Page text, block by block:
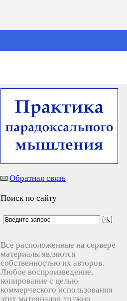
Обратная связь
Поиск по сайту
Все расположенные на сервере
материалы являются
собственностью их авторов.
Любое воспроизведение,
копирование с целью
коммерческого использования
этих материалов должно